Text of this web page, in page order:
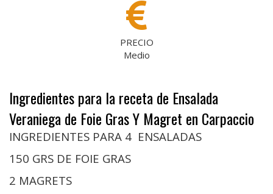
PRECIO
Medio
Ingredientes para la receta de Ensalada
Veraniega de Foie Gras Y Magret en Carpaccio
INGREDIENTES PARA 4 ENSALADAS
150 GRS DE FOIE GRAS
2 MAGRETS